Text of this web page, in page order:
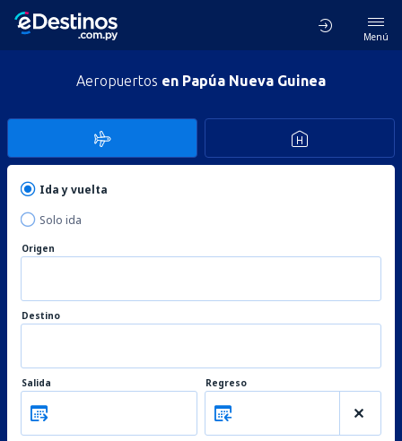
Menú
Aeropuertos en Papúa Nueva Guinea
Ida y vuelta
Solo ida
Origen
Destino
Salida Regreso